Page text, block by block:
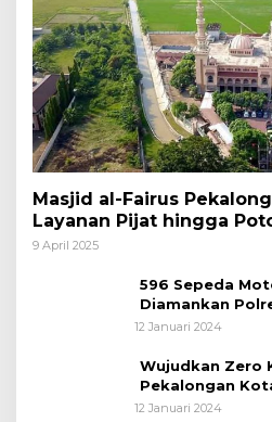
Masjid al-Fairus
Layanan Pijat hingga
bagi Pemudik Lebaran
9 April 2025
596 Sepeda
Diamankan
12 Januari 2024
Wujudkan Zero
Pekalongan
Kepada Pelajar
12 Januari 2024